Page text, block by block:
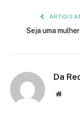
ARTIGO
Seja uma
Da
Site